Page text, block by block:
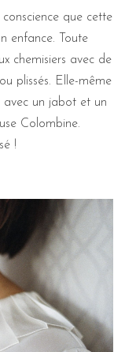
que cette
enfance. Toute
chemisiers avec de
plissés. Elle-même
avec un jabot et un
Colombine.
!